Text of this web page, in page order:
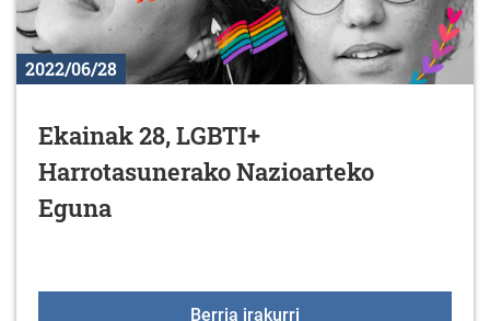
2022/06/28
Ekainak 28, LGBTI+
Harrotasunerako Nazioarteko
Eguna
Berria irakurri